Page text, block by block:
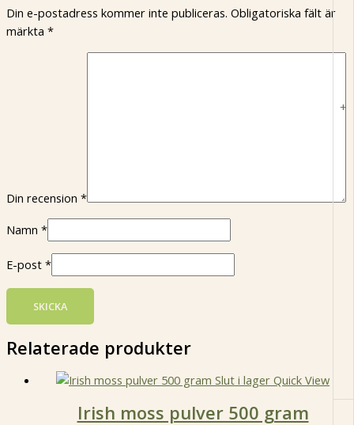
+
Din e-postadress kommer inte publiceras. Obligatoriska fält är
märkta *
Din recension *
Namn *
E-post *
Relaterade produkter
Slut i lager Quick View
Irish moss pulver 500 gram